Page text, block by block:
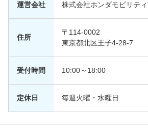
運営会社 株式会社ホンダモビリテ
住所
〒114-0002
東京都北区王子4-28-7
受付時間 10:00～18:00
定休日 毎週火曜・水曜日